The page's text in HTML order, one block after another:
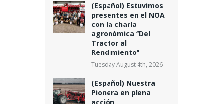
(Español) Estuvimos
presentes en el NOA
con la charla
agronómica “Del
Tractor al
Rendimiento”
Tuesday August 4th, 2026
(Español) Nuestra
Pionera en plena
acción